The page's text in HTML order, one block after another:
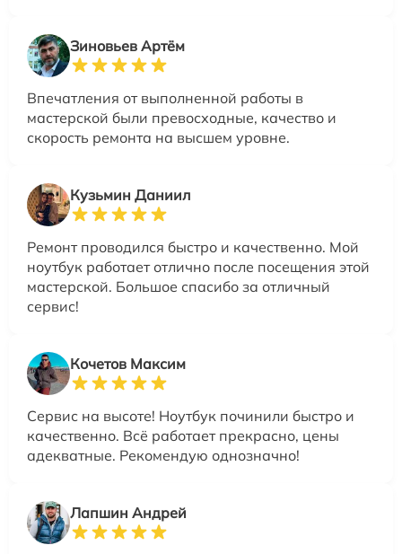
Зиновьев Артём
Впечатления от выполненной работы в
мастерской были превосходные, качество и
скорость ремонта на высшем уровне.
Кузьмин Даниил
Ремонт проводился быстро и качественно. Мой
ноутбук работает отлично после посещения этой
мастерской. Большое спасибо за отличный
сервис!
Кочетов Максим
Сервис на высоте! Ноутбук починили быстро и
качественно. Всё работает прекрасно, цены
адекватные. Рекомендую однозначно!
Лапшин Андрей